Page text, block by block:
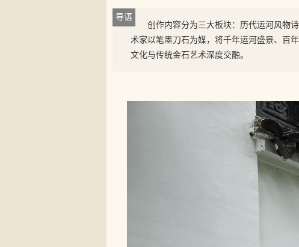
创作内容分为三大板块：历代运河风物
术家以笔墨刀石为媒，将千年运河盛景、百
文化与传统金石艺术深度交融。
导语